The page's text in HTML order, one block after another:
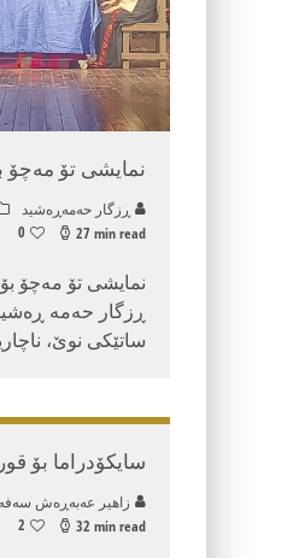
نمایشی تۆ مەچۆ
ڕزگار حه‌مه‌ڕه‌شید
27 min read
0
نمایشی تۆ مەچۆ
ڕزگار حەمە
ساتێکی نوێ،
سایکۆدراما بۆ
زاهیر عه‌به‌ڕه‌ش
32 min read
2